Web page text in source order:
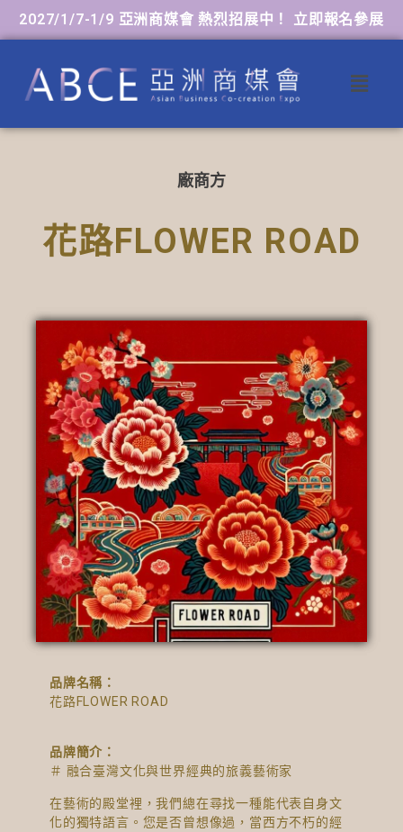
2027/1/7-1/9 亞洲商媒會 熱烈招展中！ 立即報名參展
廠商方
花路FLOWER ROAD
品牌名稱：
花路FLOWER ROAD
品牌簡介：
＃ 融合臺灣文化與世界經典的旅義藝術家
在藝術的殿堂裡，我們總在尋找一種能代表自身文
化的獨特語言。您是否曾想像過，當西方不朽的經